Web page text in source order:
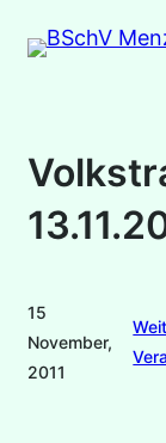
Zum
Inhalt
15
November,
2011